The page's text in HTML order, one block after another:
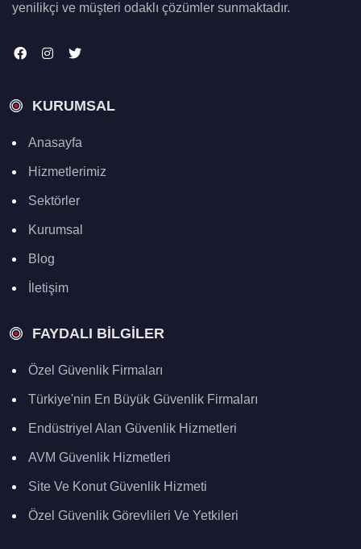
yenilikçi ve müşteri odaklı çözümler sunmaktadır.
KURUMSAL
Anasayfa
Hizmetlerimiz
Sektörler
Kurumsal
Blog
İletişim
FAYDALI BILGILER
Özel Güvenlik Firmaları
Türkiye'nin En Büyük Güvenlik Firmaları
Endüstriyel Alan Güvenlik Hizmetleri
AVM Güvenlik Hizmetleri
Site Ve Konut Güvenlik Hizmeti
Özel Güvenlik Görevlileri Ve Yetkileri